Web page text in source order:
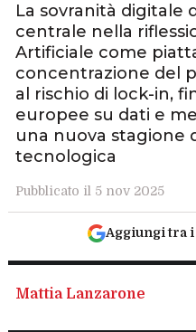
La sovranità digitale
centrale nella
Artificiale come
concentrazione del
al rischio di lock-in,
europee su dati e
una nuova stagione
tecnologica
Pubblicato il 5 nov 2025
Aggiungi tra
Mattia Lanzarone